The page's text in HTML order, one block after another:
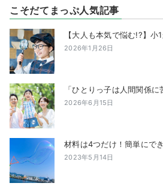
こそだてまっぷ人気記事
【大人も本気で悩む!?】
2026年1月26日
「ひとりっ子は人間関係
2026年6月15日
材料は4つだけ！簡単にで
2023年5月14日